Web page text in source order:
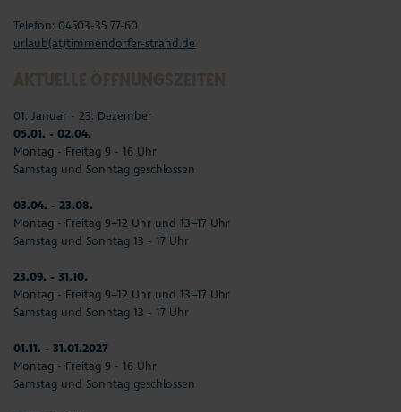
Telefon: 04503-35 77-60
urlaub(at)timmendorfer-strand.de
01. Januar - 23. Dezember
05.01. - 02.04.
Montag - Freitag 9 - 16 Uhr
Samstag und Sonntag geschlossen
03.04. - 23.08.
Montag - Freitag 9–12 Uhr und 13–17 Uhr
Samstag und Sonntag 13 - 17 Uhr
23.09. - 31.10.
Montag - Freitag 9–12 Uhr und 13–17 Uhr
Samstag und Sonntag 13 - 17 Uhr
01.11. - 31.01.2027
Montag - Freitag 9 - 16 Uhr
Samstag und Sonntag geschlossen